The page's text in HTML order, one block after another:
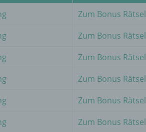
Zum Bonus Rätsel
Zum Bonus Rätsel
Zum Bonus Rätsel
Zum Bonus Rätsel
Zum Bonus Rätsel
Zum Bonus Rätsel
künftige Verarbeitung
um bestimmte